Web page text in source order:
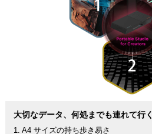
大切なデータ、何処までも連れて行く
1. A4 サイズの持ち歩き易さ